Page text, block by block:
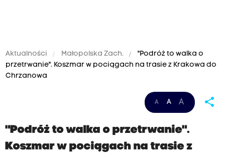
Aktualności Małopolska Zach.
"Podróż to walka o
przetrwanie". Koszmar w pociągach na trasie z Krakowa do
Chrzanowa
A A A share
"Podróż to walka o przetrwanie".
Koszmar w pociągach na trasie z